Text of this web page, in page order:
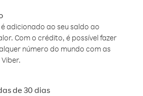
adicionado ao seu saldo ao
Com o crédito, é possível fazer
número do mundo com as
de 30 dias